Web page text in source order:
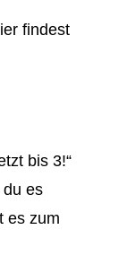
findest
bis 3!“
es
es zum